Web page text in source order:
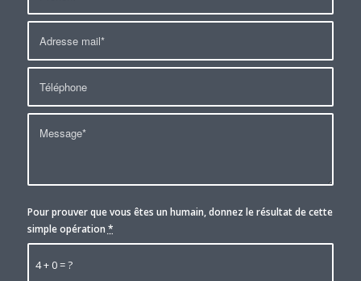
4 + 0 = ?
Pour prouver que vous êtes un humain, donnez le résultat de cette
simple opération *